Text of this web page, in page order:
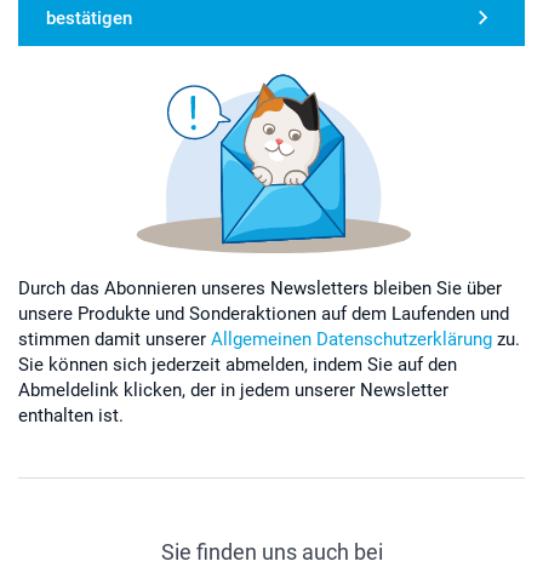
bestätigen
Durch das Abonnieren unseres Newsletters bleiben Sie über
unsere Produkte und Sonderaktionen auf dem Laufenden und
stimmen damit unserer Allgemeinen Datenschutzerklärung zu.
Sie können sich jederzeit abmelden, indem Sie auf den
Abmeldelink klicken, der in jedem unserer Newsletter
enthalten ist.
Sie finden uns auch bei